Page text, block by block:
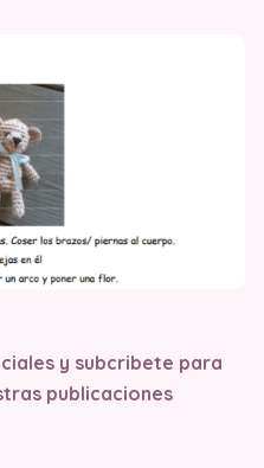
y subcribete para
publicaciones